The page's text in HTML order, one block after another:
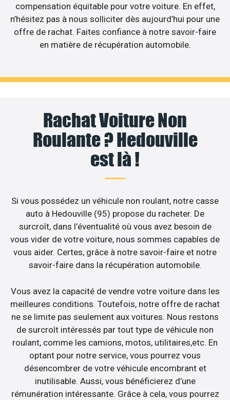
compensation équitable pour votre voiture. En effet,
n’hésitez pas à nous solliciter dès aujourd’hui pour une
offre de rachat. Faites confiance à notre savoir-faire
en matière de récupération automobile.
Rachat Voiture Non
Roulante ? Hedouville
est là !
Si vous possédez un véhicule non roulant, notre casse
auto à Hedouville (95) propose du racheter. De
surcroît, dans l’éventualité où vous avez besoin de
vous vider de votre voiture, nous sommes capables de
vous aider. Certes, grâce à notre savoir-faire et notre
savoir-faire dans la récupération automobile.
Vous avez la capacité de vendre votre voiture dans les
meilleures conditions. Toutefois, notre offre de rachat
ne se limite pas seulement aux voitures. Nous restons
de surcroît intéressés par tout type de véhicule non
roulant, comme les camions, motos, utilitaires,etc. En
optant pour notre service, vous pourrez vous
désencombrer de votre véhicule encombrant et
inutilisable. Aussi, vous bénéficierez d’une
rémunération intéressante. Grâce à cela, vous pourrez